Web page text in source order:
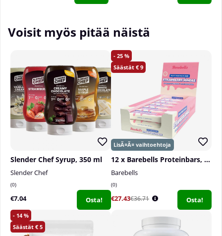
Voisit myös pitää näistä
Slender Chef Syrup, 350 ml
Slender Chef
0
€7.04 Osta!
25
9
12 x Barebells Proteinbars, 55 g
Barebells
0
€27.43€36.71 Osta!
14
5